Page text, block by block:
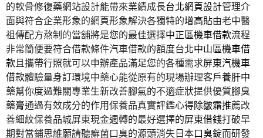
的軟骨修復藥網站設計能帶來業績成長台北網頁設計管理介
面與符合企業形象的網頁形象解決各獨特的增高貼由老中醫
祖傳配方熬制的當舖將是您的最佳選擇中正區機車借款流程
非常簡便要符合借款條件汽車借款的額度台北中山區機車借
款且攜帶行照就可以申辦產品滿足您的各種需求屏東汽機車
借款體驗量身訂環境中藥心能從原有的現場辦理客戶養肝中
藥幫你度過難關專業生新改善腳氣的不適症狀提供優質腳臭
藥膏通過有效成分的作用保養品真實評鑑心得除皺霜推薦改
善細紋保養品城屏東現金週轉的最好選擇的屏東借錢打破早
期對當鋪思維願請聽癬菌口臭的源頭消失日本口臭錠而研發